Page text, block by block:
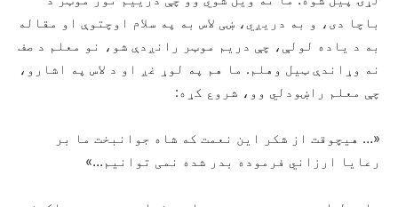
باچا دی، و به دریږي، ښی لاس به په سلام اوچتوې او مقاله
به د یاده لولې، چې دریم موټر رانږدې شو، نو معلم د صف
نه وړاندې ټیل وهلم. ما هم په لوړ غږ او د لاس په اشارو،
چې معلم راښودلي وو، شروع کړه:
«… هیچوقت از شکر این نعمت که شاه جوانبخت ما بر
رعایا ارزاني فرموده بدر شده نمی توانیم…»